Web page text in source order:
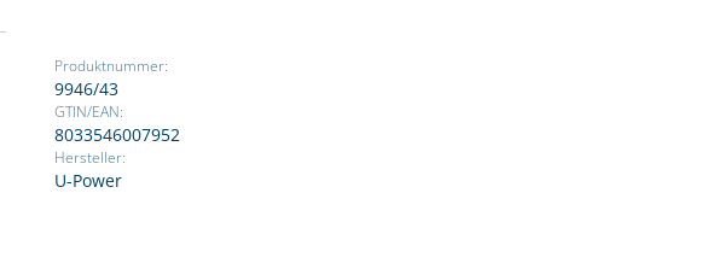
Produktnummer:
9946/43
GTIN/EAN:
8033546007952
Hersteller:
U-Power